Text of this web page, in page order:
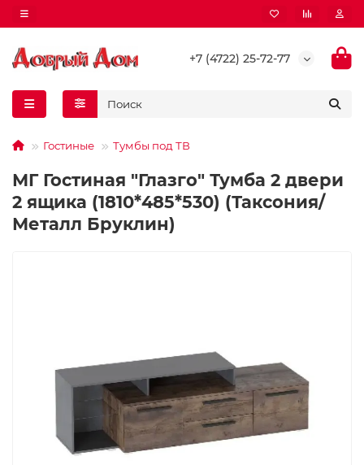
+7 (4722) 25-72-77
Гостиные Тумбы под ТВ
МГ Гостиная "Глазго" Тумба 2 двери
2 ящика (1810*485*530) (Таксония/
Металл Бруклин)